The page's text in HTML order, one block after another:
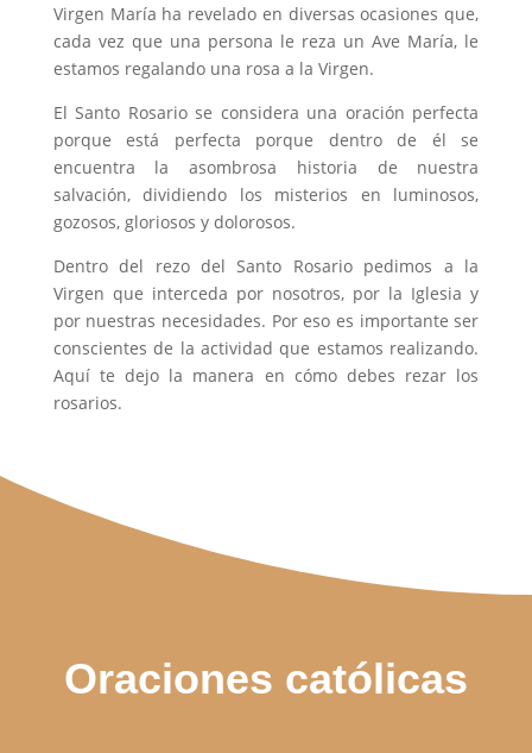
Virgen María ha revelado en diversas ocasiones que,
cada vez que una persona le reza un Ave María, le
estamos regalando una rosa a la Virgen.
El Santo Rosario se considera una oración perfecta
porque está perfecta porque dentro de él se
encuentra la asombrosa historia de nuestra
salvación, dividiendo los misterios en luminosos,
gozosos, gloriosos y dolorosos.
Dentro del rezo del Santo Rosario pedimos a la
Virgen que interceda por nosotros, por la Iglesia y
por nuestras necesidades. Por eso es importante ser
conscientes de la actividad que estamos realizando.
Aquí te dejo la manera en cómo debes rezar los
rosarios.
Oraciones católicas